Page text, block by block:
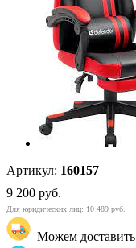
Артикул: 160157
9 200 руб.
Для юридических лиц: 10 489 руб.
Можем доставить